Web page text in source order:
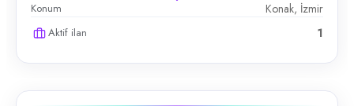
Konum Konak, İzmir
Aktif ilan 1